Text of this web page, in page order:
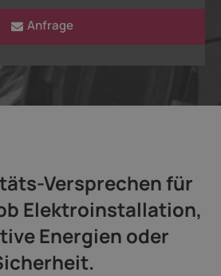
Anfrage
Versprechen für
Elektroinstallation,
Energien oder